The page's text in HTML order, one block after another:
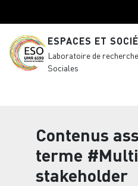
ESPACES ET
Laboratoire de
Sociales
Contenus
terme
stakeholder